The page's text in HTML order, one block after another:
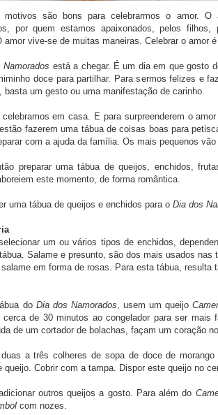
motivos são bons para celebrarmos o amor. O
por quem estamos apaixonados, pelos
amor vive-se de muitas maneiras. Celebrar o amor
Namorados está a chegar. É um dia em que gosto
doce para partilhar. Para sermos felizes e
basta um gesto ou uma manifestação de carinho.
celebramos em casa. E para surpreenderem o
fazerem uma tábua de coisas boas para
com a ajuda da família. Os mais pequenos vão
preparar uma tábua de queijos, enchidos,
este momento, de forma romântica.
uma tábua de queijos e enchidos para o Dia dos
um ou vários tipos de enchidos,
Salame e presunto, são dos mais usados nas
salame em forma de rosas. Para esta tábua, resulta
do Dia dos Namorados , usem um queijo
cerca de 30 minutos ao congelador para ser mais
de um cortador de bolachas, façam um coração
a três colheres de sopa de doce de
queijo. Cobrir com a tampa. Dispor este queijo no
outros queijos a gosto. Para além do
com nozes.